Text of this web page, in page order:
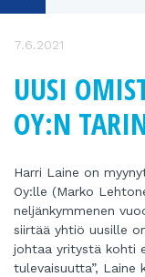
7.6.2021
UUSI
OY:N
Harri Laine on
Oy:lle (Marko
neljänkymmenen
siirtää yhtiö uusille
johtaa yritystä kohti
tulevaisuutta”, Laine